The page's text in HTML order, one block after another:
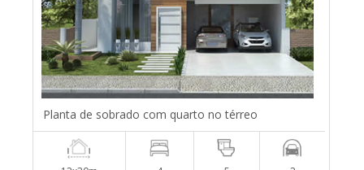
Planta de sobrado com quarto no térreo